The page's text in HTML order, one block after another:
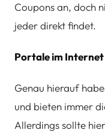
Coupons an, doch
jeder direkt findet.
Portale im Internet
Genau hierauf
und bieten immer
Allerdings sollte